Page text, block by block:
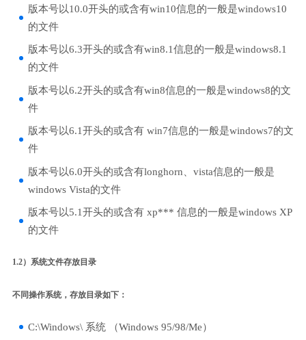
版本号以10.0开头的或含有win10信息的一般是windows10
的文件
版本号以6.3开头的或含有win8.1信息的一般是windows8.1
的文件
版本号以6.2开头的或含有win8信息的一般是windows8的文
件
版本号以6.1开头的或含有 win7信息的一般是windows7的文
件
版本号以6.0开头的或含有longhorn、vista信息的一般是
windows Vista的文件
版本号以5.1开头的或含有 xp*** 信息的一般是windows XP
的文件
1.2）系统文件存放目录
不同操作系统，存放目录如下：
C:\Windows\ 系统 （Windows 95/98/Me）